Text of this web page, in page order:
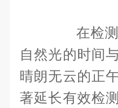
在检测
自然光的时间
晴朗无云的正
著延长有效检